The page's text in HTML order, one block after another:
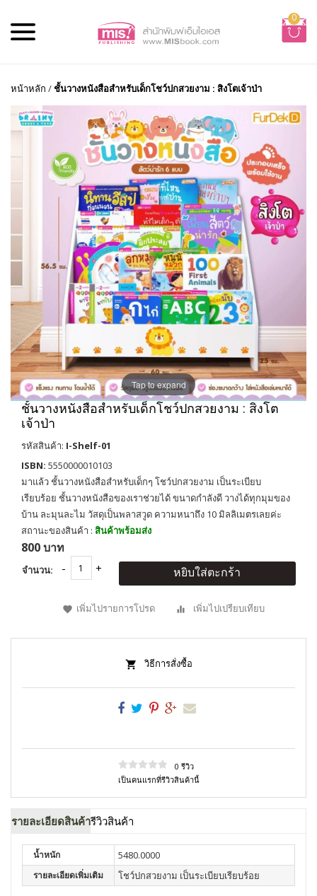
0
หน้าหลัก / ชั้นวางหนังสือสำหรับเด็กโชว์ปกสวยงาม : สิงโตเจ้าป่า
Tap to expand
ชั้นวางหนังสือสำหรับเด็กโชว์ปกสวยงาม : สิงโต
เจ้าป่า
รหัสสินค้า: I-Shelf-01
ISBN: 5550000010103
มาแล้ว ชั้นวางหนังสือสำหรับเด็กๆ โชว์ปกสวยงาม เป็นระเบียบ
เรียบร้อย ชั้นวางหนังสือของเราช่วยได้ ขนาดกำลังดี วางได้ทุกมุมของ
บ้าน ละมุนละไม วัสดุเป็นพลาสวูด ความหนาถึง 10 มิลลิเมตรเลยค่ะ
สถานะของสินค้า : สินค้าพร้อมส่ง
800 บาท
จำนวน: หยิบใส่ตะกร้า
เพิ่มไปรายการโปรด เพิ่มไปเปรียบเทียบ
วิธีการสั่งซื้อ
0 รีวิว
เป็นคนแรกที่รีวิวสินค้านี้
รายละเอียดสินค้ารีวิวสินค้า
น้ำหนัก 5480.0000
รายละเอียดเพิ่มเติม โชว์ปกสวยงาม เป็นระเบียบเรียบร้อย